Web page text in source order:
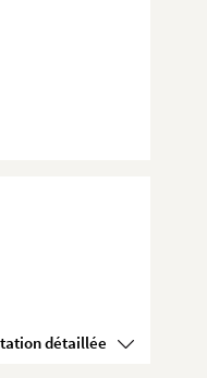
Voir la présentation détaillée